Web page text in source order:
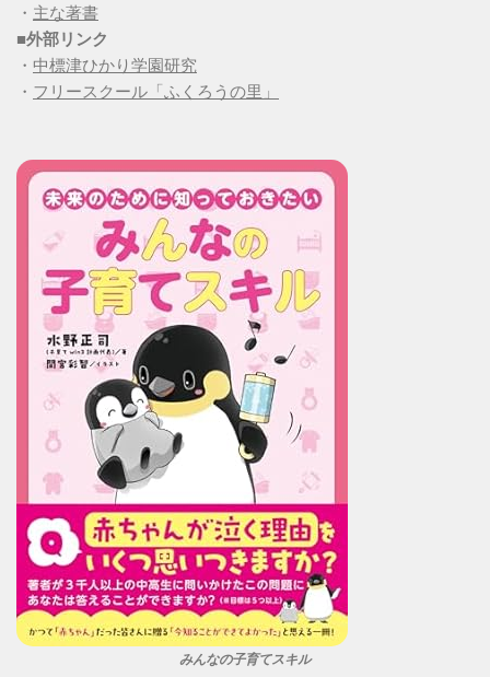
・ 主な著書
■外部リンク
・ 中標津ひかり学園研究
・ フリースクール「ふくろうの里」
みんなの子育てスキル